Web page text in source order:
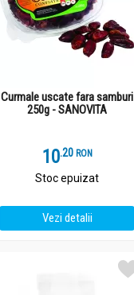
Curmale uscate fara samburi
250g - SANOVITA
10.2 RON
Stoc epuizat
Vezi detalii